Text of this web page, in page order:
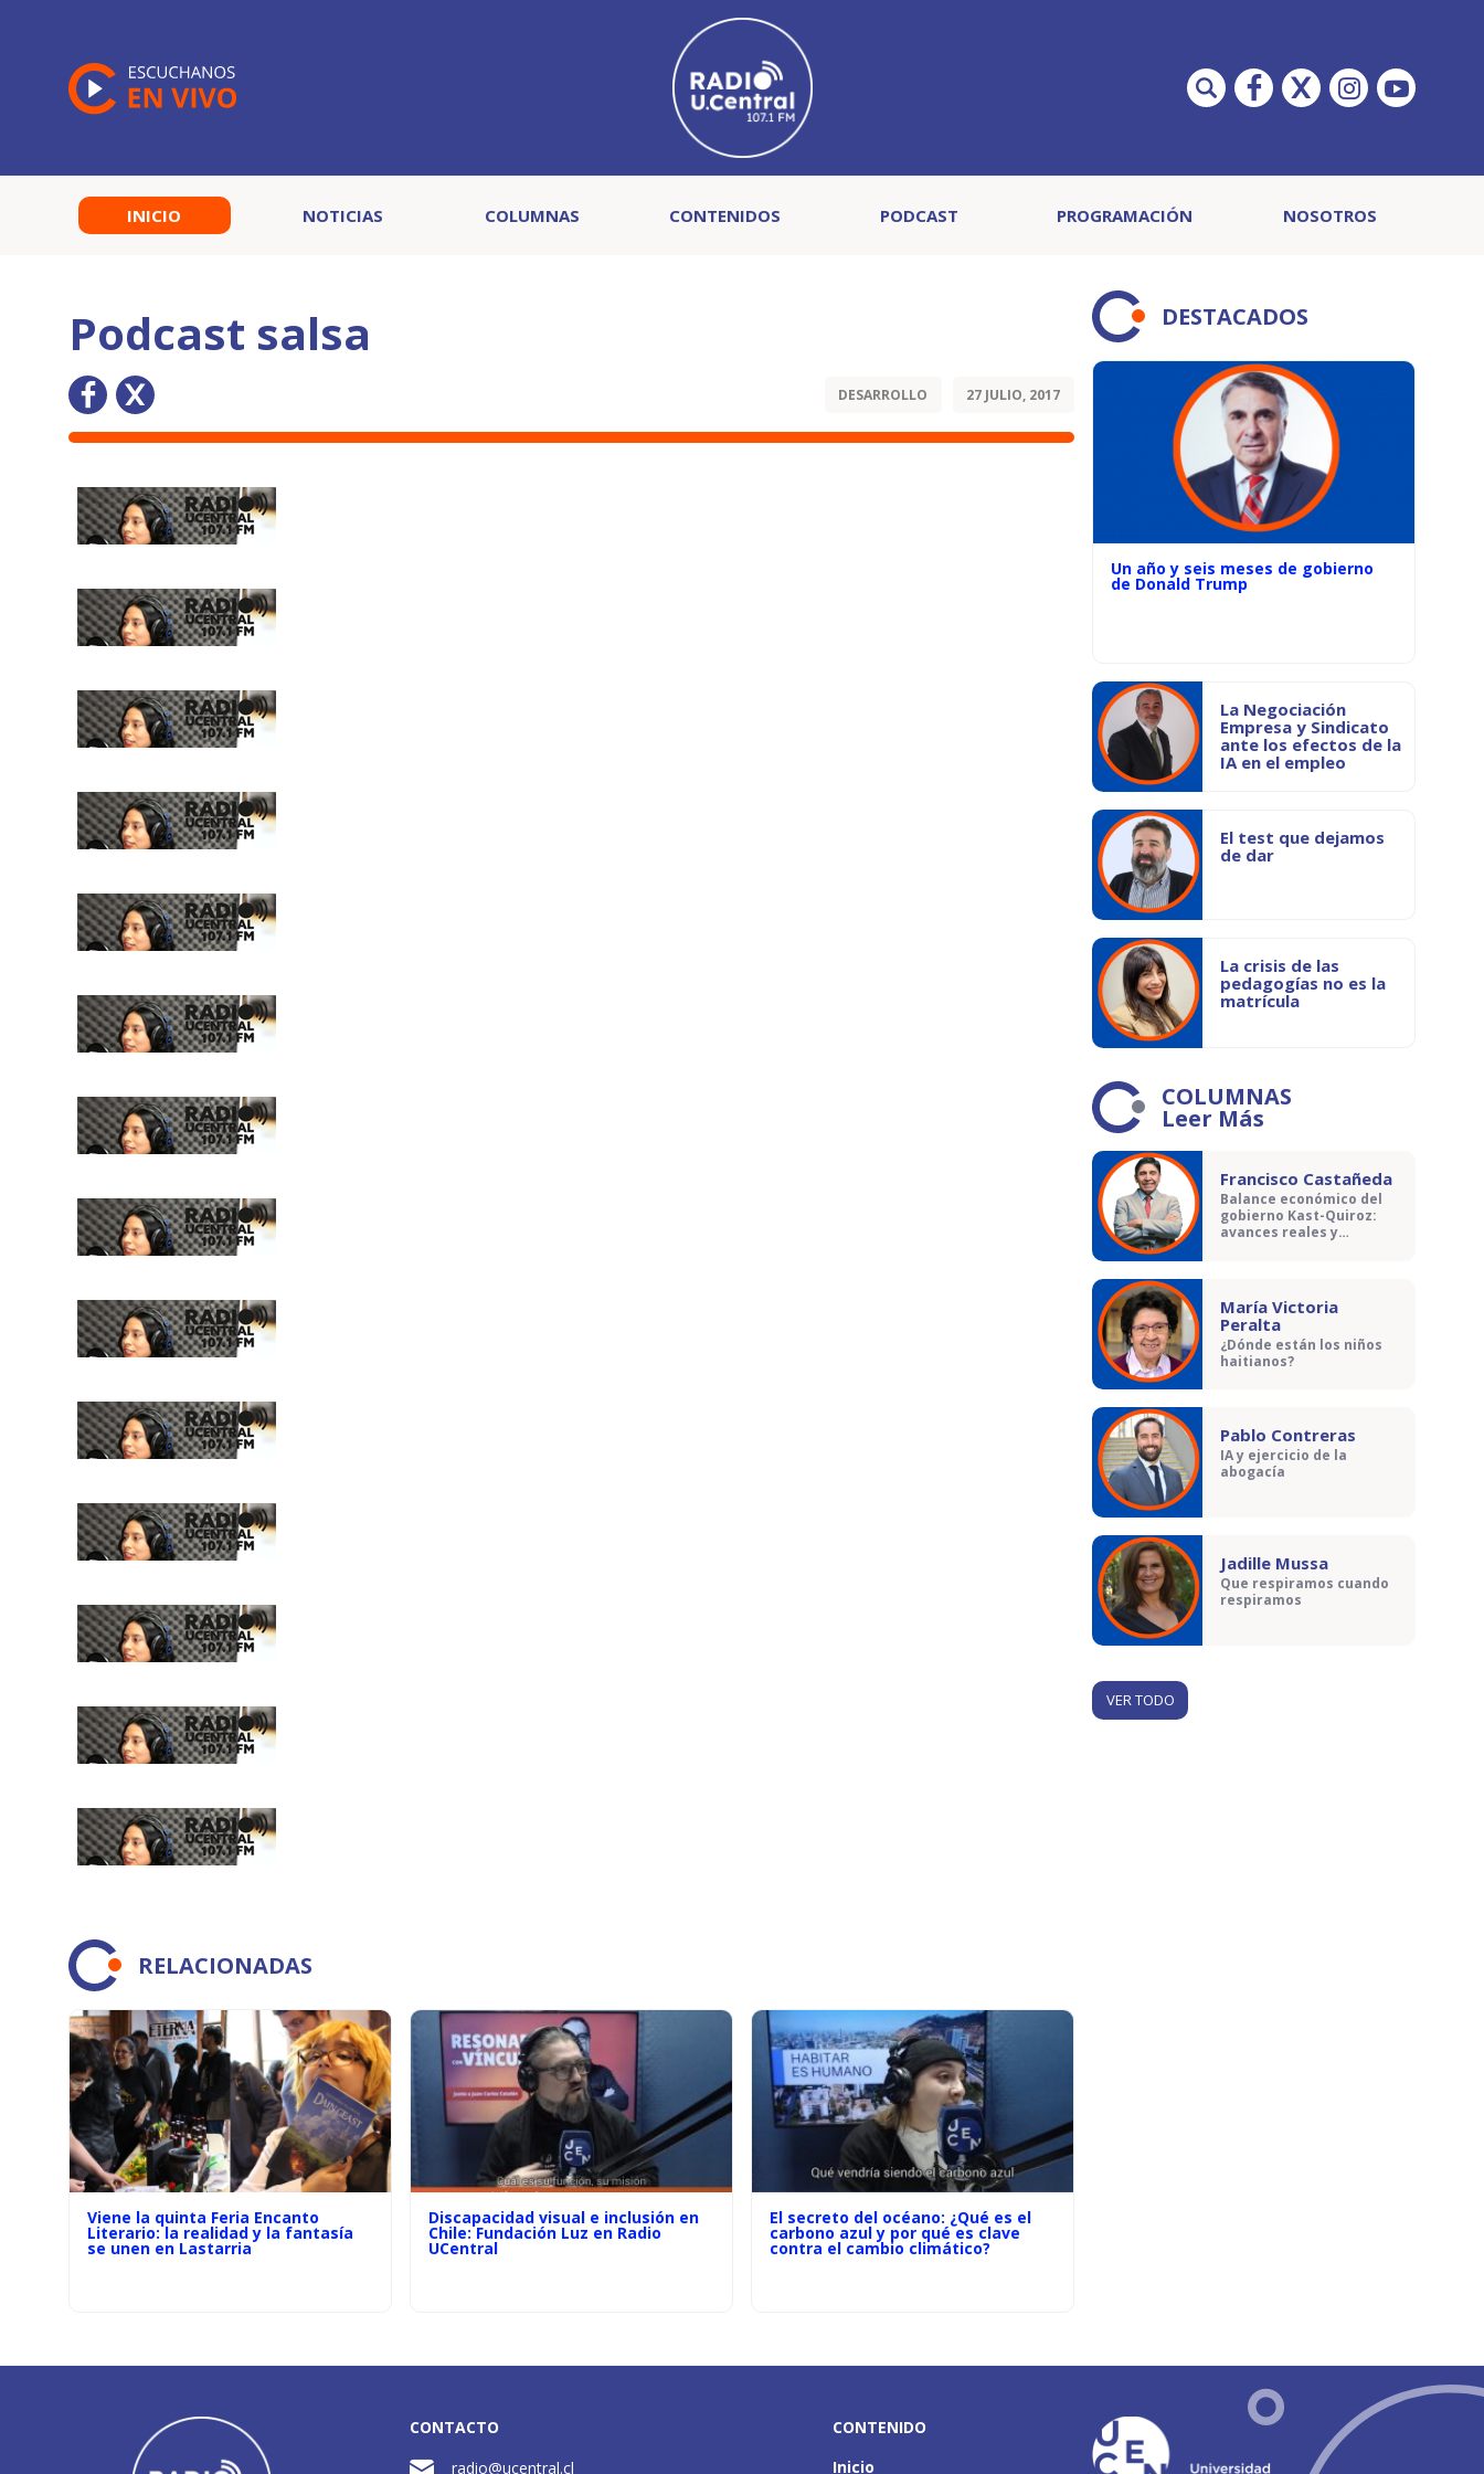
INICIO NOTICIAS COLUMNAS CONTENIDOS PODCAST PROGRAMACIÓN NOSOTROS
Podcast salsa
DESARROLLO 27 JULIO, 2017
RELACIONADAS
Viene la quinta Feria Encanto
Literario: la realidad y la fantasía
se unen en Lastarria
Discapacidad visual e inclusión en
Chile: Fundación Luz en Radio
UCentral
El secreto del océano: ¿Qué es el
carbono azul y por qué es clave
contra el cambio climático?
DESTACADOS
Un año y seis meses de gobierno
de Donald Trump
La Negociación
Empresa y Sindicato
ante los efectos de la
IA en el empleo
El test que dejamos
de dar
La crisis de las
pedagogías no es la
matrícula
COLUMNAS
Leer Más
Francisco Castañeda
Balance económico del
gobierno Kast-Quiroz:
avances reales y
María Victoria
Peralta
¿Dónde están los niños
haitianos?
Pablo Contreras
IA y ejercicio de la
abogacía
Jadille Mussa
Que respiramos cuando
respiramos
VER TODO
CONTACTO
radio@ucentral.cl
CONTENIDO
Inicio